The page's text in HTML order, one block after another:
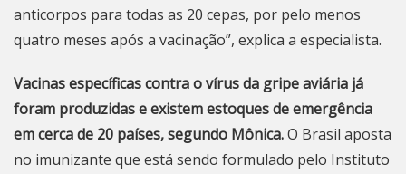
anticorpos para todas as 20 cepas, por pelo menos
quatro meses após a vacinação”, explica a especialista.
Vacinas específicas contra o vírus da gripe aviária já
foram produzidas e existem estoques de emergência
em cerca de 20 países, segundo Mônica.O Brasil aposta
no imunizante que está sendo formulado pelo Instituto